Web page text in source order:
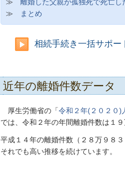
≫ 離婚した父親が孤独死で死亡し
≫
まとめ
相続手続き一括サポー
近年の離婚件数データ
厚生労働省の「令和２年(２０２０)
では、令和２年の年間離婚件数は１９
平成１４年の離婚件数（２８万９８
それでも高い推移を続けています。